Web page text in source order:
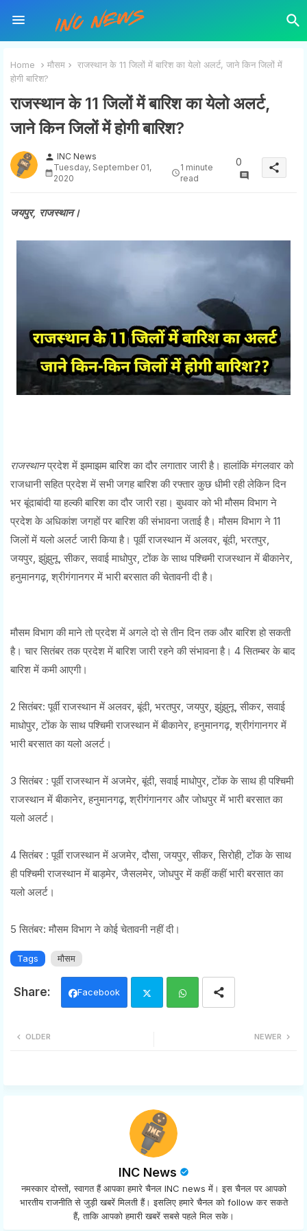
Home मौसम
राजस्थान के 11 जिलों में बारिश का येलो अलर्ट, जाने किन जिलों में
होगी बारिश?
राजस्थान के 11 जिलों में बारिश का येलो अलर्ट,
जाने किन जिलों में होगी बारिश?
person INC News
Tuesday, September 01,
2020
1 minute
read
0 share
जयपुर, राजस्थान।
राजस्थानप्रदेश में झमाझम बारिश का दौर लगातार जारी है। हालांकि मंगलवार को
राजधानी सहित प्रदेश में सभी जगह बारिश की रफ्तार कुछ धीमी रही लेकिन दिन
भर बूंदाबांदी या हल्की बारिश का दौर जारी रहा। बुधवार को भी मौसम विभाग ने
प्रदेश के अधिकांश जगहों पर बारिश की संभावना जताई है। मौसम विभाग ने 11
जिलों में यलो अलर्ट जारी किया है। पूर्वी राजस्थान में अलवर, बूंदी, भरतपुर,
जयपुर, झुंझुनू, सीकर, सवाई माधोपुर, टोंक के साथ पश्चिमी राजस्थान में बीकानेर,
हनुमानगढ़, श्रीगंगानगर में भारी बरसात की चेतावनी दी है।
मौसम विभाग की माने तो प्रदेश में अगले दो से तीन दिन तक और बारिश हो सकती
है। चार सितंबर तक प्रदेश में बारिश जारी रहने की संभावना है। 4 सितम्बर के बाद
बारिश में कमी आएगी।
2 सितंबर: पूर्वी राजस्थान में अलवर, बूंदी, भरतपुर, जयपुर, झुंझुनू, सीकर, सवाई
माधोपुर, टोंक के साथ पश्चिमी राजस्थान में बीकानेर, हनुमानगढ़, श्रीगंगानगर में
भारी बरसात का यलो अलर्ट।
3 सितंबर : पूर्वी राजस्थान में अजमेर, बूंदी, सवाई माधोपुर, टोंक के साथ ही पश्चिमी
राजस्थान में बीकानेर, हनुमानगढ़, श्रीगंगानगर और जोधपुर में भारी बरसात का
यलो अलर्ट।
4 सितंबर : पूर्वी राजस्थान में अजमेर, दौसा, जयपुर, सीकर, सिरोही, टोंक के साथ
ही पश्चिमी राजस्थान में बाड़मेर, जैसलमेर, जोधपुर में कहीं कहीं भारी बरसात का
यलो अलर्ट।
5 सितंबर: मौसम विभाग ने कोई चेतावनी नहीं दी।
Tags मौसम
Facebook
NEWER
OLDER
INC News
नमस्कार दोस्तों, स्वागत हैं आपका हमारे चैनल INC news में। इस चैनल पर आपको
भारतीय राजनीति से जुड़ी खबरें मिलती हैं। इसलिए हमारे चैनल को follow कर सकते
हैं, ताकि आपको हमारी खबरें सबसे पहले मिल सके।